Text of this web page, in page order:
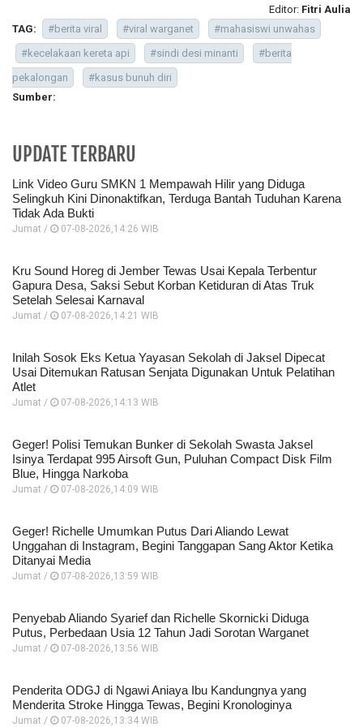
Editor: Fitri Aulia
TAG:
#berita viral #viral warganet
#mahasiswi unwahas
#kecelakaan kereta api
#sindi desi minanti
#berita
pekalongan
#kasus bunuh diri
Sumber:
UPDATE TERBARU
Link Video Guru SMKN 1 Mempawah Hilir yang Diduga
Selingkuh Kini Dinonaktifkan, Terduga Bantah Tuduhan Karena
Tidak Ada Bukti
Jumat / 07-08-2026,14:26 WIB
Kru Sound Horeg di Jember Tewas Usai Kepala Terbentur
Gapura Desa, Saksi Sebut Korban Ketiduran di Atas Truk
Setelah Selesai Karnaval
Jumat / 07-08-2026,14:21 WIB
Inilah Sosok Eks Ketua Yayasan Sekolah di Jaksel Dipecat
Usai Ditemukan Ratusan Senjata Digunakan Untuk Pelatihan
Atlet
Jumat / 07-08-2026,14:13 WIB
Geger! Polisi Temukan Bunker di Sekolah Swasta Jaksel
Isinya Terdapat 995 Airsoft Gun, Puluhan Compact Disk Film
Blue, Hingga Narkoba
Jumat / 07-08-2026,14:09 WIB
Geger! Richelle Umumkan Putus Dari Aliando Lewat
Unggahan di Instagram, Begini Tanggapan Sang Aktor Ketika
Ditanyai Media
Jumat / 07-08-2026,13:59 WIB
Penyebab Aliando Syarief dan Richelle Skornicki Diduga
Putus, Perbedaan Usia 12 Tahun Jadi Sorotan Warganet
Jumat / 07-08-2026,13:56 WIB
Penderita ODGJ di Ngawi Aniaya Ibu Kandungnya yang
Menderita Stroke Hingga Tewas, Begini Kronologinya
Jumat / 07-08-2026,13:34 WIB